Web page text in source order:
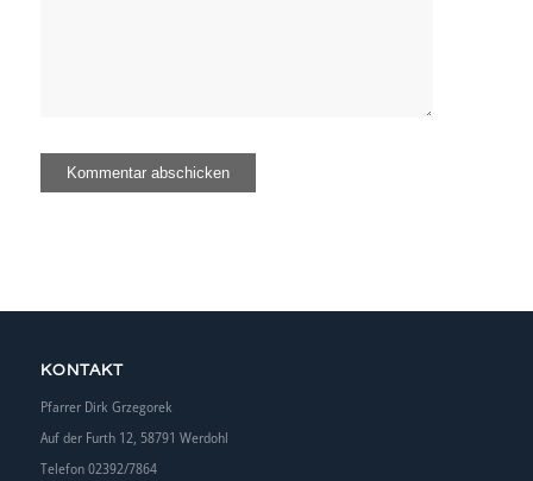
KONTAKT
Pfarrer Dirk Grzegorek
Auf der Furth 12, 58791 Werdohl
Telefon 02392/7864